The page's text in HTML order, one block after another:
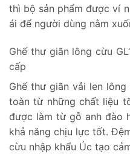
thì bộ sản phẩm được ví
ái để người dùng nằm
Ghế thư giãn lông cừu
cấp
Ghế thư giãn vải len
toàn từ những chất liệu
được làm từ gỗ anh đào
khả năng chịu lực tốt.
cừu nhập khẩu Úc tạo